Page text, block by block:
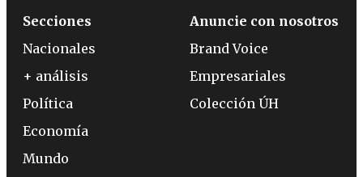
Secciones
Nacionales
+ análisis
Política
Economía
Mundo
Anuncie con nosotros
Brand Voice
Empresariales
Colección ÚH